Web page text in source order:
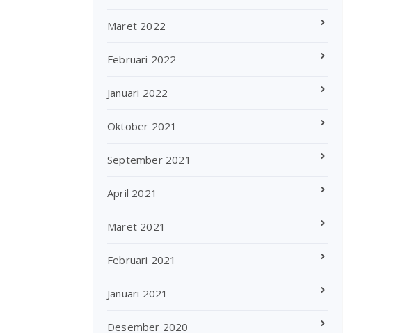
Maret 2022
Februari 2022
Januari 2022
Oktober 2021
September 2021
April 2021
Maret 2021
Februari 2021
Januari 2021
Desember 2020